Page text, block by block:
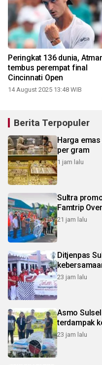
Peringkat 136 dunia,
tembus perempat final
Cincinnati Open
14 August 2025 13:48 WIB
Berita Terpopuler
Harga
per gram
1 jam lalu
Sultra
Famtrip
21 jam lalu
Ditjenpas
23 jam lalu
Asmo
terdampak
23 jam lalu